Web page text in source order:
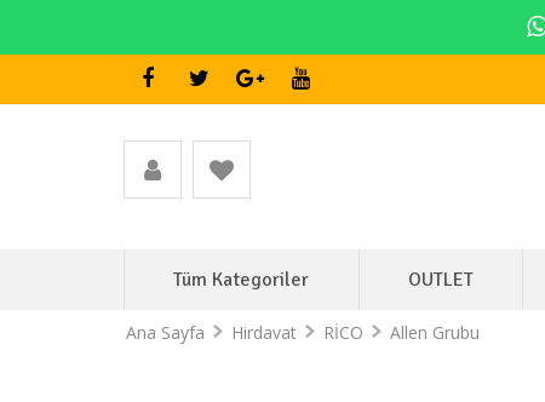
Tüm Kategoriler OUTLET
Ana Sayfa Hirdavat RİCO Allen Grubu